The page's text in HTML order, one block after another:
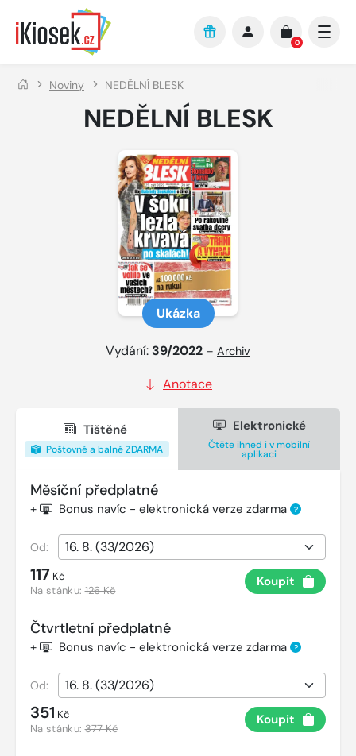
Přejít na hlavní obsah
0
Noviny NEDĚLNÍ BLESK
NEDĚLNÍ BLESK
Ukázka
Vydání: 39/2022 – Archiv
Anotace
Tištěné
Poštovné a balné ZDARMA
Elektronické
Čtěte ihned i v mobilní
aplikaci
Měsíční předplatné
+ Bonus navíc - elektronická verze zdarma ?
Od:
117 Kč
Na stánku:126 Kč
Koupit
Čtvrtletní předplatné
+ Bonus navíc - elektronická verze zdarma ?
Od:
351 Kč
Na stánku:377 Kč
Koupit